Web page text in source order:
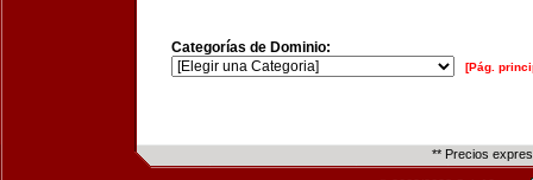
Categorías de Dominio:
[Pág.
** Precios